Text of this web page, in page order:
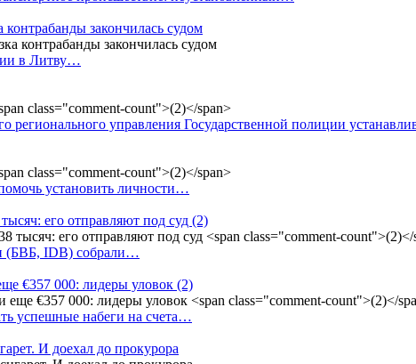
закончилась судом
в Литву…
регионального управления Государственной полиции
установить личности…
его отправляют под суд (2)
(БВБ, IDB) собрали…
€357 000: лидеры уловок (2)
успешные набеги на счета…
И доехал до прокурора